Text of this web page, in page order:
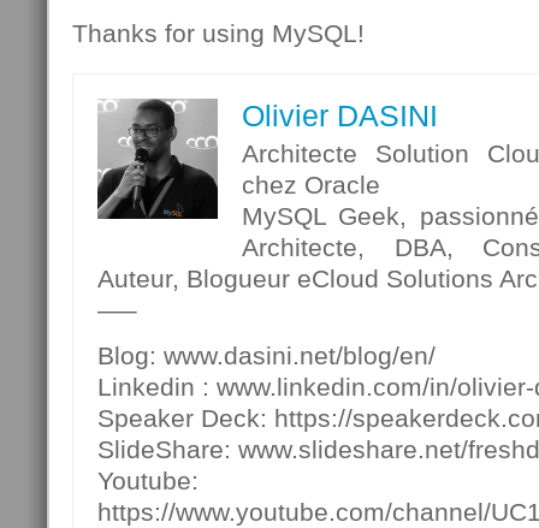
Thanks for using MySQL!
Olivier DASINI
Architecte Solution
chez Oracle
MySQL Geek,
Architecte, DBA,
Auteur, Blogueur eCloud Solutions
—–
Blog: www.dasini.net/blog/en/
Linkedin : www.linkedin.com/in/
Speaker Deck: https://
SlideShare: www.slideshare.net/
Youtube:
https://www.youtube.com/channel/